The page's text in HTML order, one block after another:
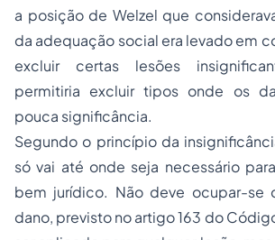
a posição de Welzel que
da adequação social era levado em
excluir certas lesões
permitiria excluir tipos onde os
pouca significância.
Segundo o princípio da
só vai até onde seja necessário
bem jurídico. Não deve ocupar-se
dano, previsto no artigo 163 do